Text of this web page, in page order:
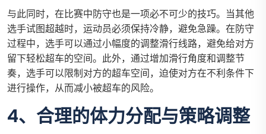
与此同时，在比赛中防守也是一项必不可少的技巧。当其他
选手试图超越时，运动员必须保持冷静，避免急躁。在防守
过程中，选手可以通过小幅度的调整滑行线路，避免给对方
留下轻松超车的空间。此外，通过增加滑行角度和调整节
奏，选手可以限制对方的超车空间，迫使对方在不利条件下
进行操作，从而减小被超车的风险。
4、合理的体力分配与策略调整